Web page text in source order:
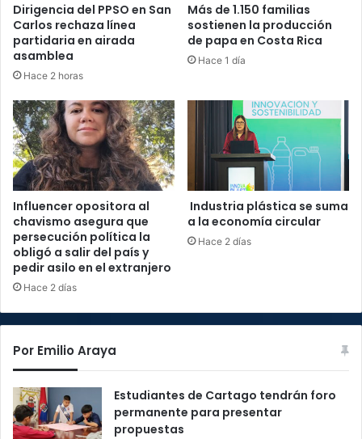
Dirigencia del PPSO en San
Carlos rechaza línea
partidaria en airada
asamblea
Hace 2 horas
Más de 1.150 familias
sostienen la producción
de papa en Costa Rica
Hace 1 día
Influencer opositora al
chavismo asegura que
persecución política la
obligó a salir del país y
pedir asilo en el extranjero
Hace 2 días
Industria plástica se suma
a la economía circular
Hace 2 días
Por Emilio Araya
Estudiantes de Cartago tendrán foro
permanente para presentar
propuestas